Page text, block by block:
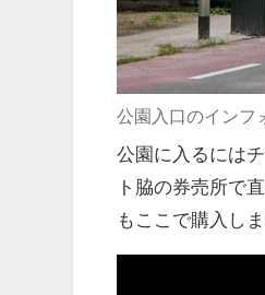
公園入口のインフ
公園に入るには
ト脇の券売所で
もここで購入しま